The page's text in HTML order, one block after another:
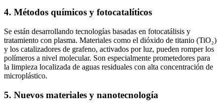
4. Métodos químicos y fotocatalíticos
Se están desarrollando tecnologías basadas en fotocatálisis y
tratamiento con plasma. Materiales como el dióxido de titanio (TiO₂)
y los catalizadores de grafeno, activados por luz, pueden romper los
polímeros a nivel molecular. Son especialmente prometedores para
la limpieza localizada de aguas residuales con alta concentración de
microplástico.
5. Nuevos materiales y nanotecnología